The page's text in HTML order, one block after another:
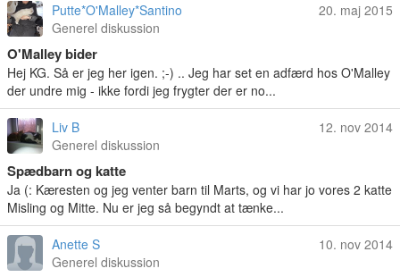
Putte*O'Malley*Santino
Generel diskussion
20. maj 2015
O'Malley bider
Hej KG. Så er jeg her igen. ;-) .. Jeg har set en adfærd hos O'Malley
der undre mig - ikke fordi jeg frygter der er no...
Liv B
Generel diskussion
12. nov 2014
Spædbarn og katte
Ja (: Kæresten og jeg venter barn til Marts, og vi har jo vores 2 katte
Misling og Mitte. Nu er jeg så begyndt at tænke...
Anette S
Generel diskussion
10. nov 2014